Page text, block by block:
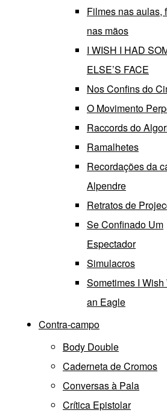
Filmes nas aulas,
nas mãos
I WISH I HAD
ELSE’S FACE
Nos Confins do
O Movimento
Raccords do
Ramalhetes
Recordações da
Alpendre
Retratos de
Se Confinado Um
Espectador
Simulacros
Sometimes I Wish
an Eagle
Contra-campo
Body Double
Caderneta de Cromos
Conversas à Pala
Crítica Epistolar